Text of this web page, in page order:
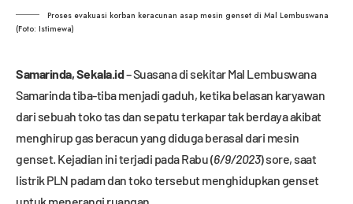
Proses evakuasi korban keracunan asap mesin genset di Mal Lembuswana
(Foto: Istimewa)
Samarinda,Sekala.id– Suasana di sekitar Mal Lembuswana
Samarinda tiba-tiba menjadi gaduh, ketika belasan karyawan
dari sebuah toko tas dan sepatu terkapar tak berdaya akibat
menghirup gas beracun yang diduga berasal dari mesin
genset. Kejadian ini terjadi pada Rabu (6/9/2023) sore, saat
listrik PLN padam dan toko tersebut menghidupkan genset
untuk menerangi ruangan.